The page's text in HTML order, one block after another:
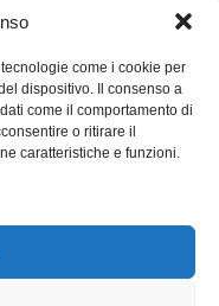
come i cookie per
dispositivo. Il consenso a
come il comportamento di
o ritirare il
caratteristiche e funzioni.